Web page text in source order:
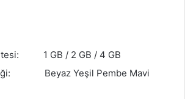
1 GB / 2 GB / 4 GB
Beyaz Yeşil Pembe Mavi